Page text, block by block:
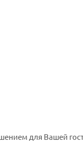
для Вашей